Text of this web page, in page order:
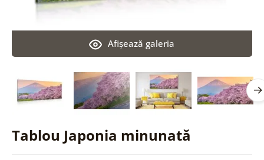
Tablou Japonia minunată
Afişează galeria